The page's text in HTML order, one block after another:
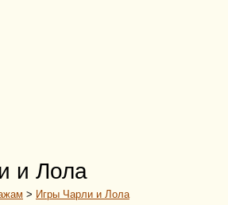
и Лола
> Игры Чарли и Лола